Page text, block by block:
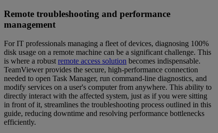
Remote troubleshooting and performance
management
For IT professionals managing a fleet of devices, diagnosing 100%
disk usage on a remote machine can be a significant challenge. This
is where a robust remote access solution becomes indispensable.
TeamViewer provides the secure, high-performance connection
needed to open Task Manager, run command-line diagnostics, and
modify services on a user's computer from anywhere. This ability to
directly interact with the affected system, just as if you were sitting
in front of it, streamlines the troubleshooting process outlined in this
guide, reducing downtime and resolving performance bottlenecks
efficiently.